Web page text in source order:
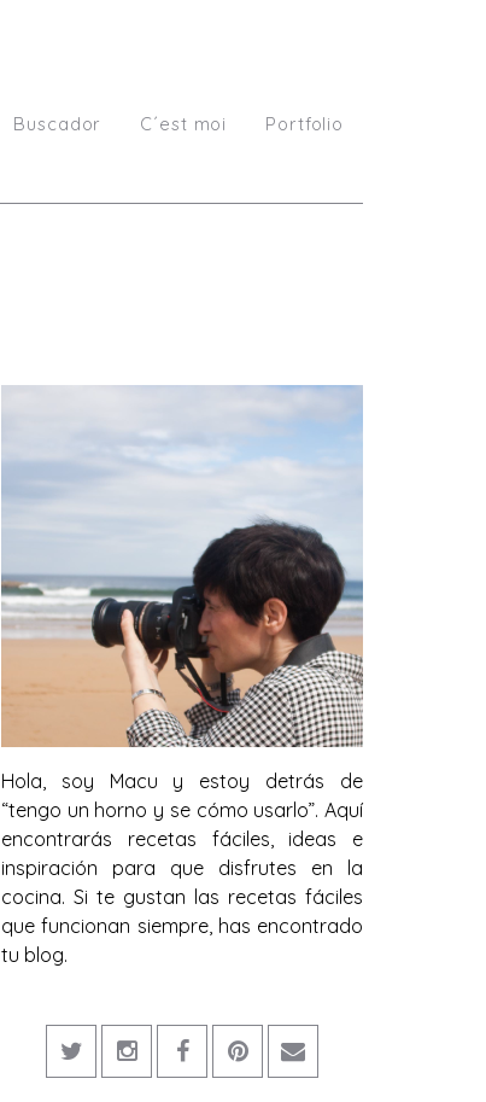
Buscador C´est moi Portfolio
Hola, soy Macu y estoy detrás de
“tengo un horno y se cómo usarlo”. Aquí
encontrarás recetas fáciles, ideas e
inspiración para que disfrutes en la
cocina. Si te gustan las recetas fáciles
que funcionan siempre, has encontrado
tu blog.